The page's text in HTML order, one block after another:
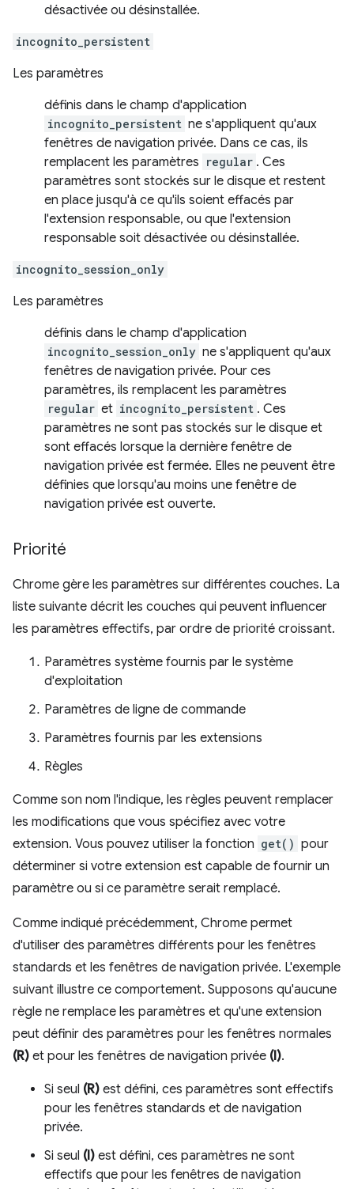
désactivée ou désinstallée.
incognito_persistent
Les paramètres
définis dans le champ d'application
incognito_persistent ne s'appliquent qu'aux
fenêtres de navigation privée. Dans ce cas, ils
remplacent les paramètres regular . Ces
paramètres sont stockés sur le disque et restent
en place jusqu'à ce qu'ils soient effacés par
l'extension responsable, ou que l'extension
responsable soit désactivée ou désinstallée.
incognito_session_only
Les paramètres
définis dans le champ d'application
incognito_session_only ne s'appliquent qu'aux
fenêtres de navigation privée. Pour ces
paramètres, ils remplacent les paramètres
regular et incognito_persistent . Ces
paramètres ne sont pas stockés sur le disque et
sont effacés lorsque la dernière fenêtre de
navigation privée est fermée. Elles ne peuvent être
définies que lorsqu'au moins une fenêtre de
navigation privée est ouverte.
Priorité
Chrome gère les paramètres sur différentes couches. La
liste suivante décrit les couches qui peuvent influencer
les paramètres effectifs, par ordre de priorité croissant.
Paramètres système fournis par le système
d'exploitation
Paramètres de ligne de commande
Paramètres fournis par les extensions
Règles
Comme son nom l'indique, les règles peuvent remplacer
les modifications que vous spécifiez avec votre
extension. Vous pouvez utiliser la fonction get() pour
déterminer si votre extension est capable de fournir un
paramètre ou si ce paramètre serait remplacé.
Comme indiqué précédemment, Chrome permet
d'utiliser des paramètres différents pour les fenêtres
standards et les fenêtres de navigation privée. L'exemple
suivant illustre ce comportement. Supposons qu'aucune
règle ne remplace les paramètres et qu'une extension
peut définir des paramètres pour les fenêtres normales
(R) et pour les fenêtres de navigation privée (I).
Si seul (R) est défini, ces paramètres sont effectifs
pour les fenêtres standards et de navigation
privée.
Si seul (I) est défini, ces paramètres ne sont
effectifs que pour les fenêtres de navigation